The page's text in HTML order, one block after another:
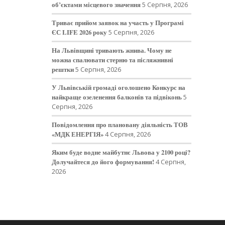
об’єктами місцевого значення5 Серпня, 2026
Триває прийом заявок на участь у Програмі
ЄС LIFE 2026 року5 Серпня, 2026
На Львівщині тривають жнива. Чому не
можна спалювати стерню та післяжнивні
рештки5 Серпня, 2026
У Львівській громаді оголошено Конкурс на
найкраще озеленення балконів та підвіконь5
Серпня, 2026
Повідомлення про плановану діяльність ТОВ
«МДК ЕНЕРГІЯ»4 Серпня, 2026
Яким буде водне майбутнє Львова у 2100 році?
Долучайтеся до його формування! 4 Серпня,
2026